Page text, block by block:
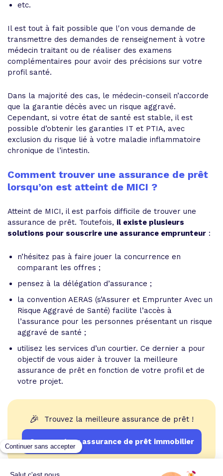
etc.
Il est tout à fait possible que l'on vous demande de
transmettre des demandes de renseignement à votre
médecin traitant ou de réaliser des examens
complémentaires pour avoir des précisions sur votre
profil santé.
Dans la majorité des cas, le médecin-conseil n’accorde
que la garantie décès avec un risque aggravé.
Cependant, si votre état de santé est stable, il est
possible d’obtenir les garanties IT et PTIA, avec
exclusion du risque lié à votre maladie inflammatoire
chronique de l’intestin.
Comment trouver une assurance de prêt
lorsqu’on est atteint de MICI ?
Atteint de MICI, il est parfois difficile de trouver une
assurance de prêt. Toutefois, il existe plusieurs
solutions pour souscrire une assurance emprunteur :
n’hésitez pas à faire jouer la concurrence en
comparant les offres ;
pensez à la délégation d’assurance ;
la convention AERAS (s’Assurer et Emprunter Avec un
Risque Aggravé de Santé) facilite l’accès à
l’assurance pour les personnes présentant un risque
aggravé de santé ;
utilisez les services d’un courtier. Ce dernier a pour
objectif de vous aider à trouver la meilleure
assurance de prêt en fonction de votre profil et de
votre projet.
🎉 Trouvez la meilleure assurance de prêt !
Comparateur assurance de prêt immobilier